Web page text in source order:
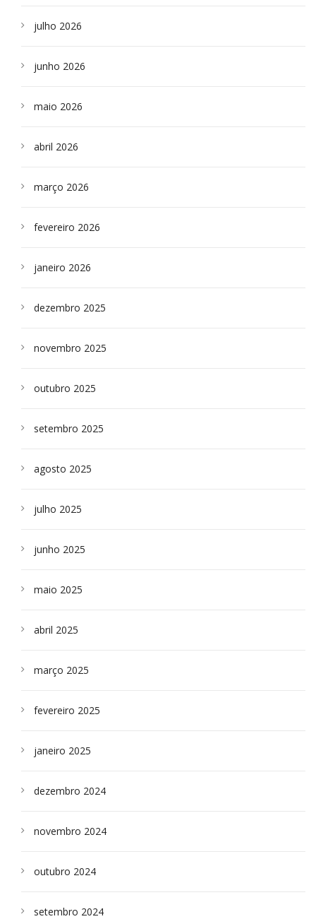
julho 2026
junho 2026
maio 2026
abril 2026
março 2026
fevereiro 2026
janeiro 2026
dezembro 2025
novembro 2025
outubro 2025
setembro 2025
agosto 2025
julho 2025
junho 2025
maio 2025
abril 2025
março 2025
fevereiro 2025
janeiro 2025
dezembro 2024
novembro 2024
outubro 2024
setembro 2024